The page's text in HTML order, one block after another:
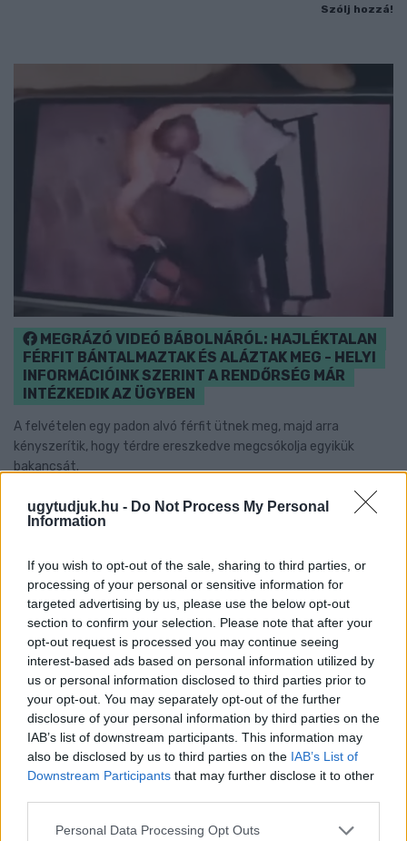
ugytudjuk.hu - Do Not Process My Personal
Information
If you wish to opt-out of the sale, sharing to third parties, or
processing of your personal or sensitive information for
targeted advertising by us, please use the below opt-out
section to confirm your selection. Please note that after your
opt-out request is processed you may continue seeing
interest-based ads based on personal information utilized by
us or personal information disclosed to third parties prior to
your opt-out. You may separately opt-out of the further
disclosure of your personal information by third parties on the
IAB’s list of downstream participants. This information may
also be disclosed by us to third parties on the IAB’s List of
Downstream Participants that may further disclose it to other
Please note that this website/app uses one or more Google
Personal Data Processing Opt Outs
Szólj hozzá!
MEGRÁZÓ VIDEÓ BÁBOLNÁRÓL: HAJLÉKTALAN
FÉRFIT BÁNTALMAZTAK ÉS ALÁZTAK MEG - HELYI
INFORMÁCIÓINK SZERINT A RENDŐRSÉG MÁR
INTÉZKEDIK AZ ÜGYBEN
A felvételen egy padon alvó férfit ütnek meg, majd arra
kényszerítik, hogy térdre ereszkedve megcsókolja egyikük
bakancsát.
Szólj hozzá!
LAKOSSÁGI FÓRUMON MUTATJÁK BE A